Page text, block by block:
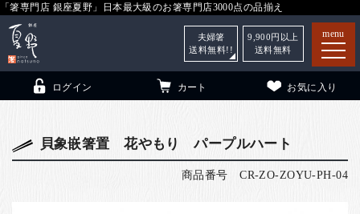
「箸専門店 銀座夏野」日本最大級のお箸専門店3000点の品揃え
menu
ログイン カート お気に入り
夫婦箸
送料無料!!
9,900 円以上
送料無料
貝象嵌箸置 花やもり パープルハート
商品番号 CR-ZO-ZOYU-PH-04